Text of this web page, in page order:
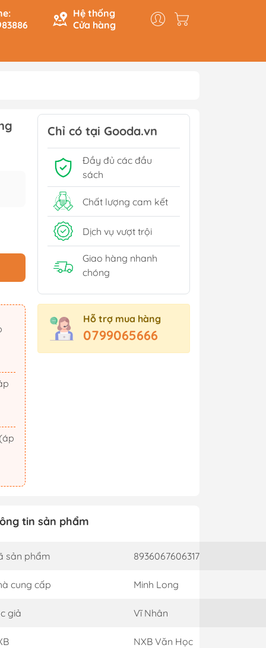
Hệ thống
Cửa hàng
Du Ký
Lịch Sử - Văn Hoá - Chính
Trị
Tâm Linh
Sách Tham Khảo Cấp 1
Sách Tham Khảo Cấp 2
Sách Ôn Thi Đại Học
Xem thêm
Triển
Xúc
Dục
Chỉ có tại Gooda.vn
Đầy đủ các đầu
sách
Chất lượng cam kết
Dịch vụ vượt trội
Giao hàng nhanh
chóng
Hỗ trợ mua hàng
0799065666
tin sản phẩm
sản phẩm 8936067606317
cung cấp Minh Long
giả Vĩ Nhân
NXB Văn Học